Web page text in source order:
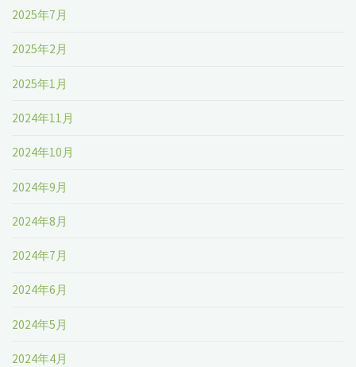
2025年7月
2025年2月
2025年1月
2024年11月
2024年10月
2024年9月
2024年8月
2024年7月
2024年6月
2024年5月
2024年4月